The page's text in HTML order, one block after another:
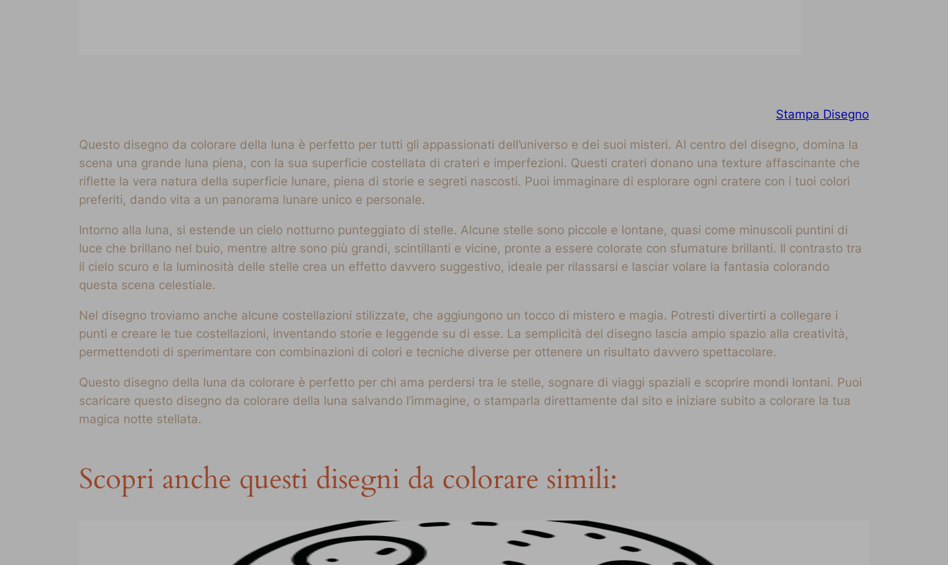
Stampa Disegno
Questo disegno da colorare della luna è perfetto per tutti gli appassionati dell’universo e dei suoi misteri. Al centro del disegno, domina la
scena una grande luna piena, con la sua superficie costellata di crateri e imperfezioni. Questi crateri donano una texture affascinante che
riflette la vera natura della superficie lunare, piena di storie e segreti nascosti. Puoi immaginare di esplorare ogni cratere con i tuoi colori
preferiti, dando vita a un panorama lunare unico e personale.
Intorno alla luna, si estende un cielo notturno punteggiato di stelle. Alcune stelle sono piccole e lontane, quasi come minuscoli puntini di
luce che brillano nel buio, mentre altre sono più grandi, scintillanti e vicine, pronte a essere colorate con sfumature brillanti. Il contrasto tra
il cielo scuro e la luminosità delle stelle crea un effetto davvero suggestivo, ideale per rilassarsi e lasciar volare la fantasia colorando
questa scena celestiale.
Nel disegno troviamo anche alcune costellazioni stilizzate, che aggiungono un tocco di mistero e magia. Potresti divertirti a collegare i
punti e creare le tue costellazioni, inventando storie e leggende su di esse. La semplicità del disegno lascia ampio spazio alla creatività,
permettendoti di sperimentare con combinazioni di colori e tecniche diverse per ottenere un risultato davvero spettacolare.
Questo disegno della luna da colorare è perfetto per chi ama perdersi tra le stelle, sognare di viaggi spaziali e scoprire mondi lontani. Puoi
scaricare questo disegno da colorare della luna salvando l’immagine, o stamparla direttamente dal sito e iniziare subito a colorare la tua
magica notte stellata.
Scopri anche questi disegni da colorare simili: